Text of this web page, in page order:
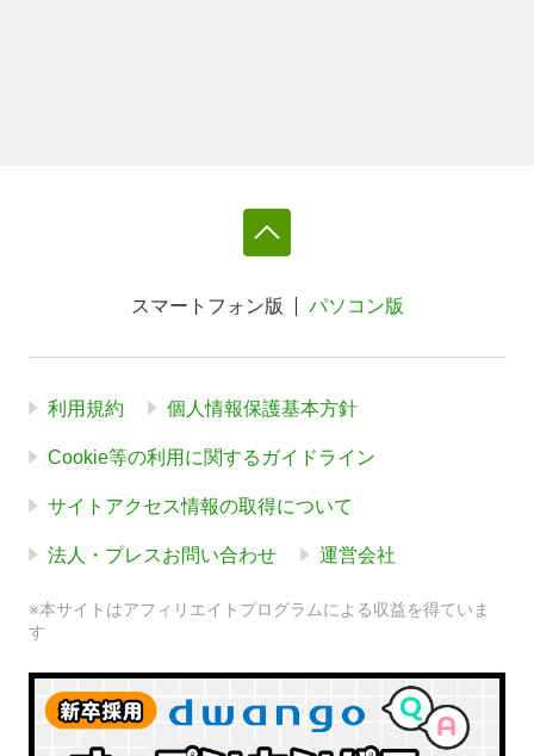
スマートフォン版 パソコン版
利用規約 個人情報保護基本方針
Cookie等の利用に関するガイドライン
サイトアクセス情報の取得について
法人・プレスお問い合わせ 運営会社
※本サイトはアフィリエイトプログラムによる収益を得ていま
す